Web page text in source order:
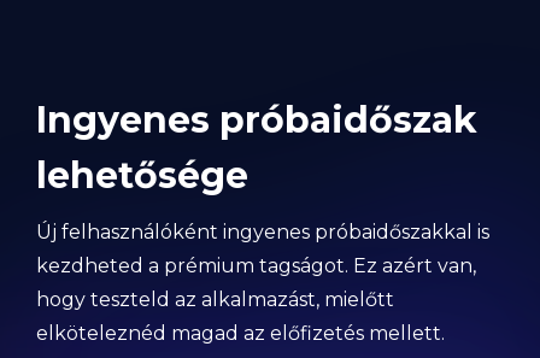
Ingyenes próbaidőszak
lehetősége
Új felhasználóként ingyenes próbaidőszakkal is
kezdheted a prémium tagságot. Ez azért van,
hogy teszteld az alkalmazást, mielőtt
elköteleznéd magad az előfizetés mellett.